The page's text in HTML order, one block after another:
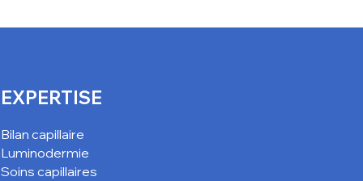
EXPERTISE
Bilan capillaire
Luminodermie
Soins capillaires